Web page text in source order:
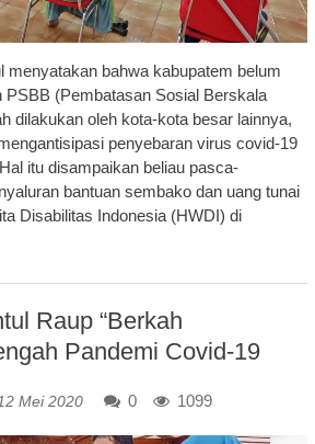
menyatakan bahwa kabupatem belum
PSBB (Pembatasan Sosial Berskala
dilakukan oleh kota-kota besar lainnya,
penyebaran virus covid-19
itu disampaikan beliau pasca-
bantuan sembako dan uang tunai
Disabilitas Indonesia (HWDI) di
Raup “Berkah
Pandemi Covid-19
12 Mei 2020 0 1099